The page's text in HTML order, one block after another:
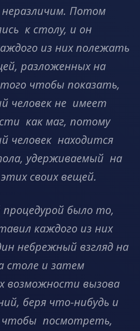
Потом
к столу, и он
из них полежать
разложенных на
чтобы показать,
человек не имеет
как маг, потому
человек находится
удерживаемый на
своих вещей.
было то,
каждого из них
небрежный взгляд на
столе и затем
возможности вызова
беря что-нибудь и
чтобы посмотреть,